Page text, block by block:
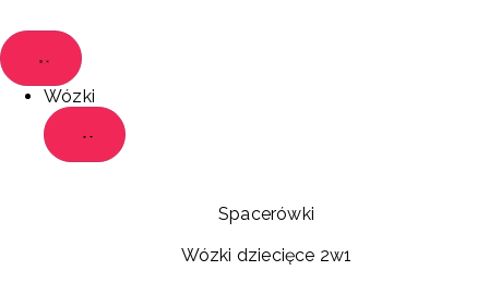
Wózki
Spacerówki
Wózki dziecięce 2w1